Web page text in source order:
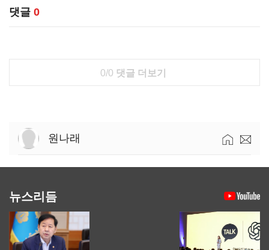
댓글 0
0/0 댓글 더보기
원나래
뉴스리듬